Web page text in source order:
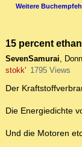
Weitere
15 percent
SevenSamurai,
stokk' 1795 Views
Der
Die Energiedichte
Und die Motoren